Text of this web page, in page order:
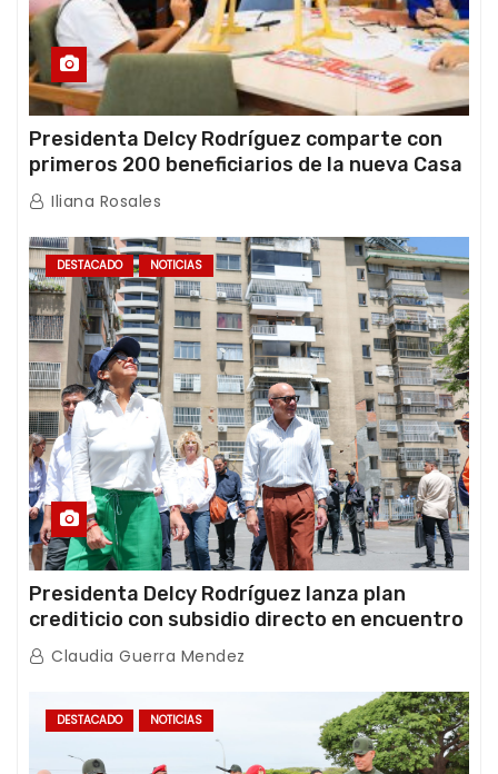
Presidenta Delcy Rodríguez comparte con
primeros 200 beneficiarios de la nueva Casa
de los Abuelos “La Primavera” en Caracas
Iliana Rosales
DESTACADO NOTICIAS
Presidenta Delcy Rodríguez lanza plan
crediticio con subsidio directo en encuentro
con Juntas de Condominio
Claudia Guerra Mendez
DESTACADO NOTICIAS